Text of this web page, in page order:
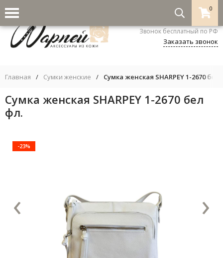
0
8-800-333-5530
Звонок бесплатный по РФ
Заказать звонок
Главная / Сумки женские / Сумка женская SHARPEY 1-2670 бел
Сумка женская SHARPEY 1-2670 бел
фл.
-23%
‹ ›